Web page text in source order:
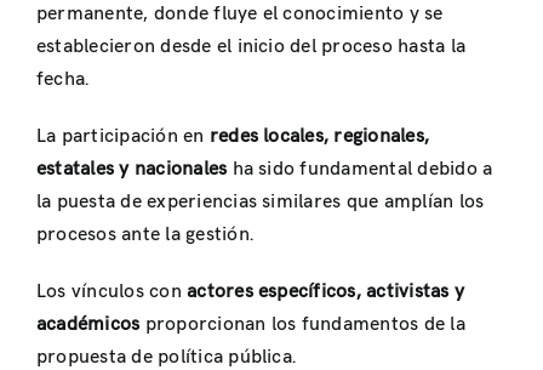
permanente, donde fluye el conocimiento y se
establecieron desde el inicio del proceso hasta la
fecha.
La participación en redes locales, regionales,
estatales y nacionales ha sido fundamental debido a
la puesta de experiencias similares que amplían los
procesos ante la gestión.
Los vínculos conactores específicos, activistas y
académicos proporcionan los fundamentos de la
propuesta de política pública.